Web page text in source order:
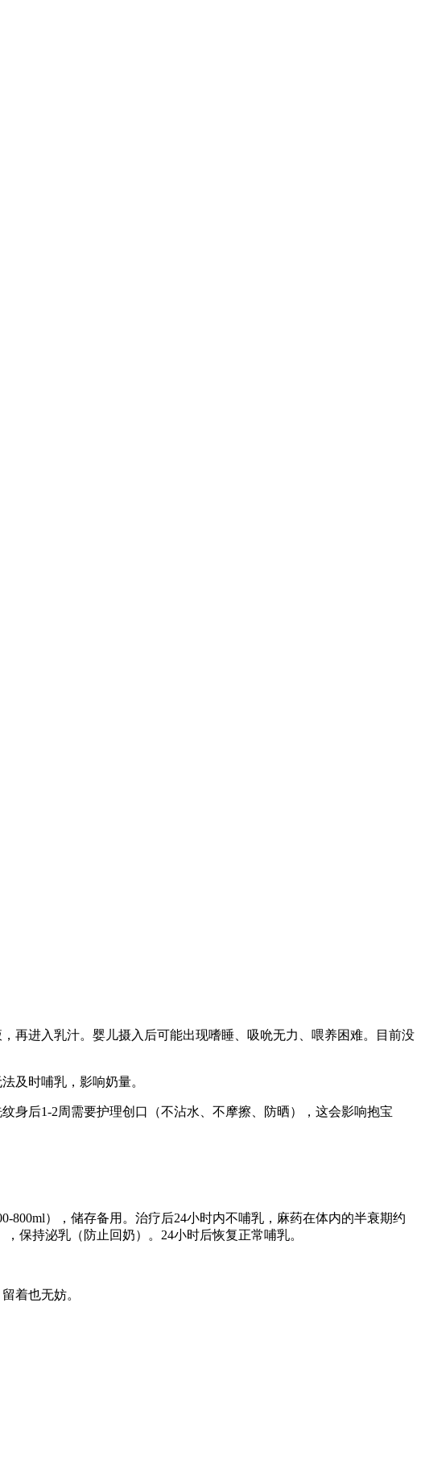
再进入乳汁。婴儿摄入后可能出现嗜睡、吸吮无力、喂养困难。目前没
及时哺乳，影响奶量。
身后1-2周需要护理创口（不沾水、不摩擦、防晒），这会影响抱宝
），储存备用。治疗后24小时内不哺乳，麻药在体内的半衰期约
保持泌乳（防止回奶）。24小时后恢复正常哺乳。
着也无妨。